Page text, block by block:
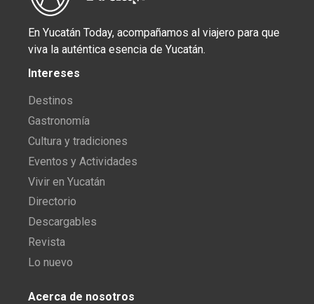
En Yucatán Today, acompañamos al viajero para que
viva la auténtica esencia de Yucatán.
Intereses
Destinos
Gastronomía
Cultura y tradiciones
Eventos y Actividades
Vivir en Yucatán
Directorio
Descargables
Revista
Lo nuevo
Acerca de nosotros